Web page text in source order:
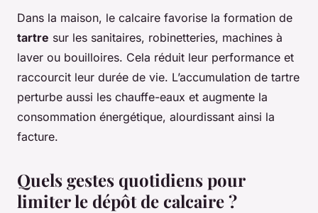
Dans la maison, le calcaire favorise la formation de
tartre sur les sanitaires, robinetteries, machines à
laver ou bouilloires. Cela réduit leur performance et
raccourcit leur durée de vie. L’accumulation de tartre
perturbe aussi les chauffe-eaux et augmente la
consommation énergétique, alourdissant ainsi la
facture.
Quels gestes quotidiens pour
limiter le dépôt de calcaire ?